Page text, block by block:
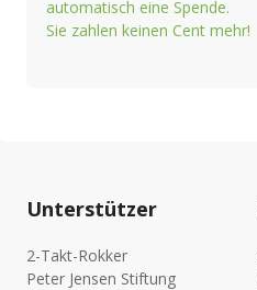
automatisch eine Spende.
Sie zahlen keinen Cent mehr!
Unterstützer
2-Takt-Rokker
Peter Jensen Stiftung